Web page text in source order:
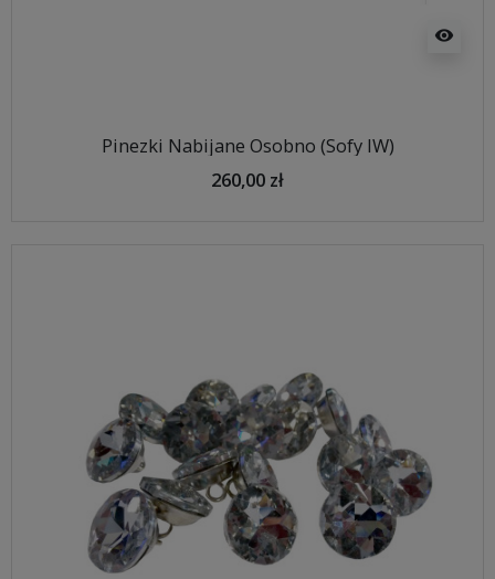
visibility
Pinezki Nabijane Osobno (Sofy IW)
260,00 zł